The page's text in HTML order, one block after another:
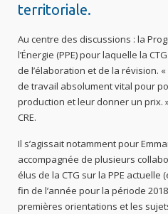
territoriale.
Au centre des discussions : la
l’Énergie (PPE) pour laquelle la
de l’élaboration et de la révision.
de travail absolument vital pour
production et leur donner un prix.
CRE.
Il s’agissait notamment pour
accompagnée de plusieurs
élus de la CTG sur la PPE actuelle
fin de l’année pour la période
premières orientations et les